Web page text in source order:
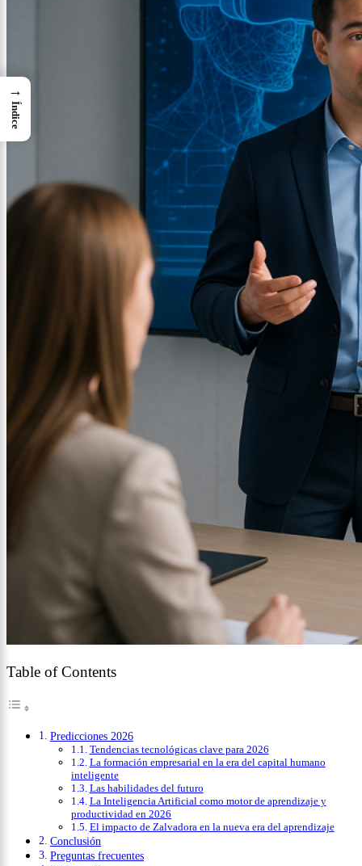
Table of Contents
Predicciones 2026
Tendencias tecnológicas clave para 2026
La formación empresarial en la era del capital humano
inteligente
Las habilidades del futuro
La Inteligencia Artificial como motor de aprendizaje y
productividad en 2026
El impacto de Zalvadora en la nueva era del aprendizaje
Conclusión
Preguntas frecuentes
→
Índice